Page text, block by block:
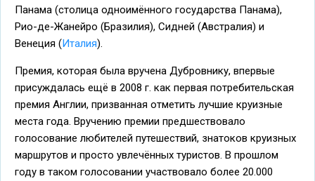
Панама (столица одноимённого государства Панама),
Рио-де-Жанейро (Бразилия), Сидней (Австралия) и
Венеция (Италия).
Премия, которая была вручена Дубровнику, впервые
присуждалась ещё в 2008 г. как первая потребительская
премия Англии, призванная отметить лучшие круизные
места года. Вручению премии предшествовало
голосование любителей путешествий, знатоков круизных
маршрутов и просто увлечённых туристов. В прошлом
году в таком голосовании участвовало более 20.000